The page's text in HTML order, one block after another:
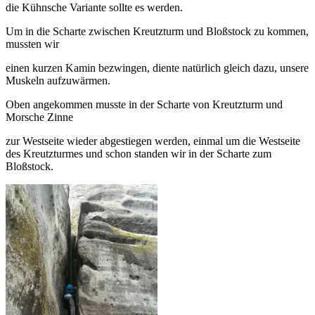
Unser Gästebuch
Wir würden uns über einen
Eintrag in unser Gästebuch
freuen.
Link zum Gästebuch
Ein paar Fotos von
unseren Aktivitäten
Viel Spaß beim schauen...
Link zur Fotoshow
Aktivitäten
100 Jahre TVS 1914 – unser
100.Stiftungsfest
Bericht lesen
Unser Gästebuch
Wir würden uns über einen
Eintrag in unser Gästebuch
die Kühnsche Variante sollte es werden.
Um in die Scharte zwischen Kreutzturm und Bloßstock zu kommen,
mussten wir
einen kurzen Kamin bezwingen, diente natürlich gleich dazu, unsere
Muskeln aufzuwärmen.
Oben angekommen musste in der Scharte von Kreutzturm und
Morsche Zinne
zur Westseite wieder abgestiegen werden, einmal um die Westseite
des Kreutzturmes und schon standen wir in der Scharte zum
Bloßstock.